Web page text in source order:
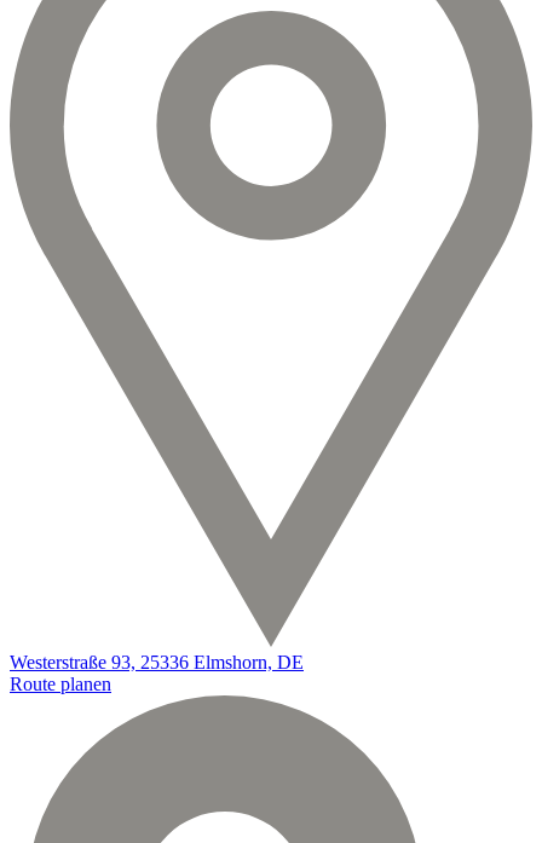
Westerstraße 93, 25336 Elmshorn, DE
Route planen